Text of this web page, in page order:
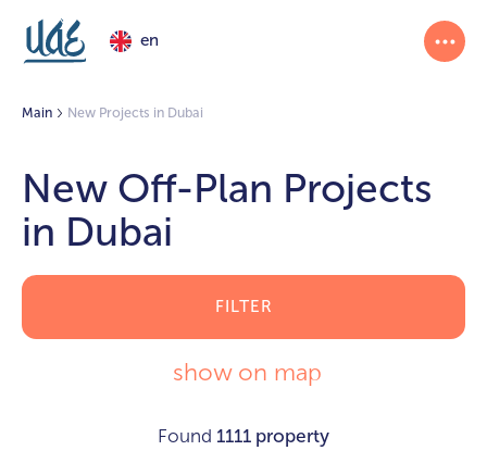
en
Main New Projects in Dubai
New Off-Plan Projects
in Dubai
FILTER
show on map
Found 1111 property